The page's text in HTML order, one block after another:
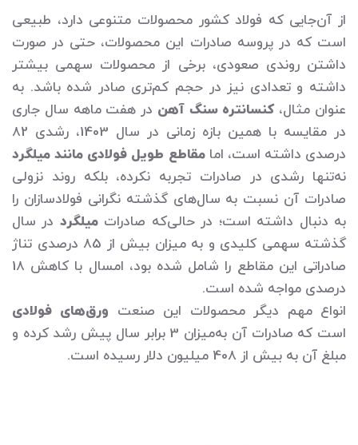
از آن‌جایی که فولاد کشور محصولات متنوعی دارد، طبیعی
است که در پروسه صادرات این محصولات، حتی در صورت
داشتن روندی صعودی، برخی از محصولات سهمی بیشتر
داشته و تعدادی نیز در حجم کم‌تری صادر شده باشد. به
عنوان مثال،کنسانتره سنگ آهن در هفت ماهه سال جاری
در مقایسه با همین بازه زمانی در سال 1403، رشدی 82
درصدی داشته است، امامقاطع طویل فولادی مانند میلگرد
نه‌تنها رشدی در صادرات تجربه نکرده، بلکه روند نزولی
صادرات آن نسبت به سال‌های گذشته نگرانی فولادسازان را
به دنبال داشته است؛ در حالی‌که صادراتمیلگرد در سال
گذشته سهمی کلیدی و به میزان بیش از 85 درصدی تناژ
صادراتی این مقاطع را شامل شده بود، امسال با کاهش 18
درصدی مواجه شده است.
انواع مهم دیگر محصولات این صنعت ورق‌های فولادی
است که صادرات آن به‌میزان 3 برابر سال پیش رشد کرده و
مبلغ آن به بیش از 408 میلیون دلار رسیده است.